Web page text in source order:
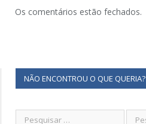
Os comentários estão fechados.
NÃO ENCONTROU O QUE QUERIA?